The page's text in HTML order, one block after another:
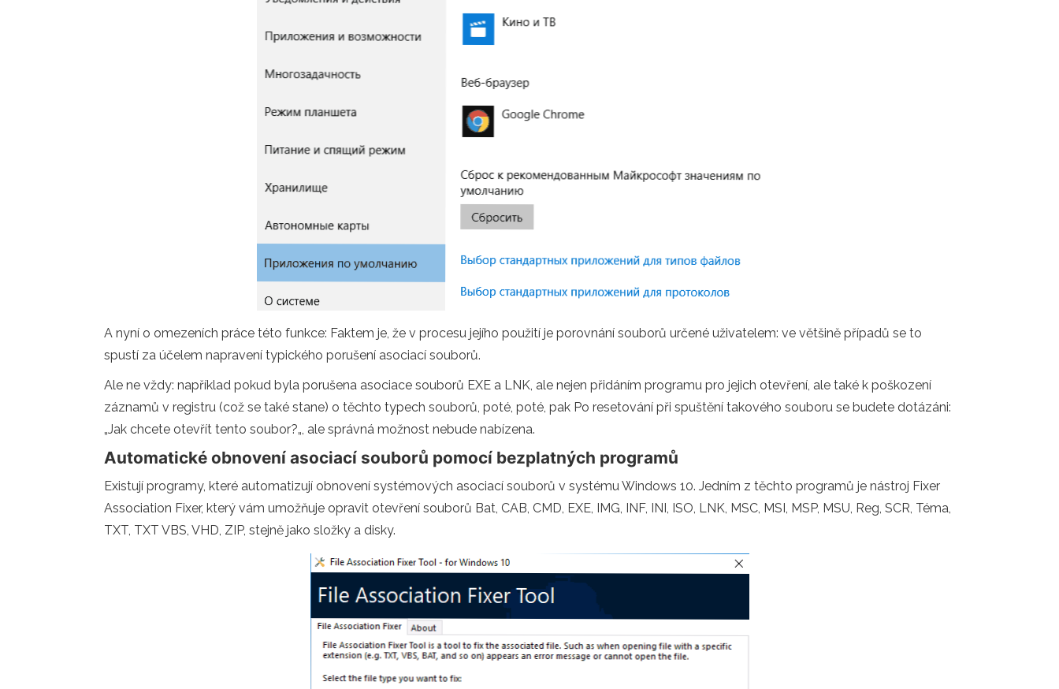
A nyní o omezeních práce této funkce: Faktem je, že v procesu jejího použití je porovnání souborů určené uživatelem: ve většině případů se to
spustí za účelem napravení typického porušení asociací souborů.
Ale ne vždy: například pokud byla porušena asociace souborů EXE a LNK, ale nejen přidáním programu pro jejich otevření, ale také k poškození
záznamů v registru (což se také stane) o těchto typech souborů, poté, poté, pak Po resetování při spuštění takového souboru se budete dotázáni:
„Jak chcete otevřít tento soubor?„, ale správná možnost nebude nabízena.
Automatické obnovení asociací souborů pomocí bezplatných programů
Existují programy, které automatizují obnovení systémových asociací souborů v systému Windows 10. Jedním z těchto programů je nástroj Fixer
Association Fixer, který vám umožňuje opravit otevření souborů Bat, CAB, CMD, EXE, IMG, INF, INI, ISO, LNK, MSC, MSI, MSP, MSU, Reg, SCR, Téma,
TXT, TXT VBS, VHD, ZIP, stejně jako složky a disky.